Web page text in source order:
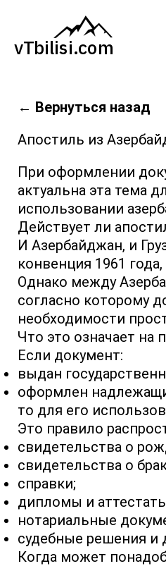
← Вернуться назад
Апостиль из
При оформлении
актуальна эта тема
использовании
Действует ли
И Азербайджан, и
конвенция 1961
Однако между
согласно которому
необходимости
Что это означает на
Если документ:
выдан
оформлен
то для его
Это правило
свидетельства о
свидетельства о
справки;
дипломы и
нотариальные
судебные решения и
Когда может